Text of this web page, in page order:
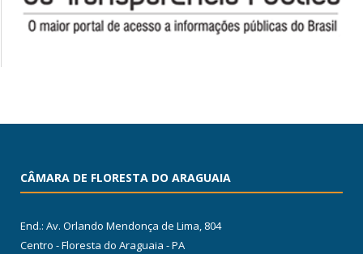
CÂMARA DE FLORESTA DO ARAGUAIA
End.: Av. Orlando Mendonça de Lima, 804
Centro - Floresta do Araguaia - PA